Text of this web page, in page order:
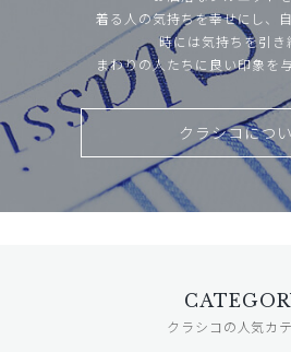
着る人の気持ちを幸せにし、
時には気持ちを引き
まわりの人たちに良い印象を
クラシコにつ
クラシコの人気カ